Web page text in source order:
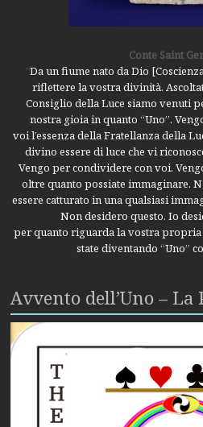
Conte Saint
"Da un fiume nato da Dio
riflettere la vostra divinità.
Consiglio della Luce siamo venuti
nostra gioia in quanto “Uno”.
voi l’essenza della Fratellanza della
divino essere di luce che vi
Vengo per condividere con voi.
oltre quanto possiate immaginare.
essere catturato in una qualsiasi
Non desidero questo. Io
per quanto riguarda la vostra
state diventando “Uno”
Avvento dell’Uno – La